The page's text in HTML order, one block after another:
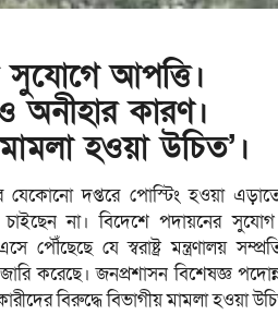
আপত্তি।
অনীহার কারণ।
হওয়া উচিত’।
যেকোনো দপ্তরে পোস্টিং হওয়া
না। বিদেশে পদায়নের
যে স্বরাষ্ট্র মন্ত্রণালয়
করেছে। জনপ্রশাসন বিশেষজ্ঞ
বিরুদ্ধে বিভাগীয় মামলা হওয়া